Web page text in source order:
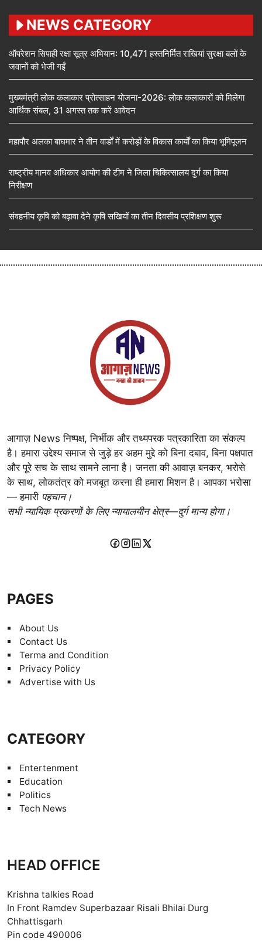
NEWS CATEGORY
ऑपरेशन सिपाही रक्षा सूत्र अभियान: 10,471 हस्तनिर्मित राखियां सुरक्षा बलों के
जवानों को भेजी गईं
मुख्यमंत्री लोक कलाकार प्रोत्साहन योजना-2026: लोक कलाकारों को मिलेगा
आर्थिक संबल, 31 अगस्त तक करें आवेदन
महापौर अलका बाघमार ने तीन वार्डों में करोड़ों के विकास कार्यों का किया भूमिपूजन
राष्ट्रीय मानव अधिकार आयोग की टीम ने जिला चिकित्सालय दुर्ग का किया
निरीक्षण
संवहनीय कृषि को बढ़ावा देने कृषि सखियों का तीन दिवसीय प्रशिक्षण शुरू
आगाज़ News निष्पक्ष, निर्भीक और तथ्यपरक पत्रकारिता का संकल्प
है। हमारा उद्देश्य समाज से जुड़े हर अहम मुद्दे को बिना दबाव, बिना पक्षपात
और पूरे सच के साथ सामने लाना है। जनता की आवाज़ बनकर, भरोसे
के साथ, लोकतंत्र को मजबूत करना ही हमारा मिशन है। आपका भरोसा
— हमारी पहचान।
सभी न्यायिक प्रकरणों के लिए न्यायालयीन क्षेत्र—दुर्ग मान्य होगा।
PAGES
About Us
Contact Us
Terma and Condition
Privacy Policy
Advertise with Us
CATEGORY
Entertenment
Education
Politics
Tech News
HEAD OFFICE
Krishna talkies Road
In Front Ramdev Superbazaar Risali Bhilai Durg
Chhattisgarh
Pin code 490006